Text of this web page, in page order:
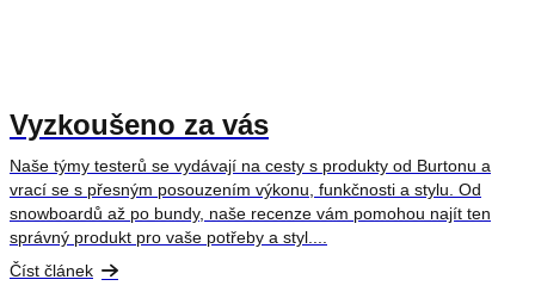
Vyzkoušeno za vás
Naše týmy testerů se vydávají na cesty s produkty od Burtonu a
vrací se s přesným posouzením výkonu, funkčnosti a stylu. Od
snowboardů až po bundy, naše recenze vám pomohou najít ten
správný produkt pro vaše potřeby a styl....
Číst článek